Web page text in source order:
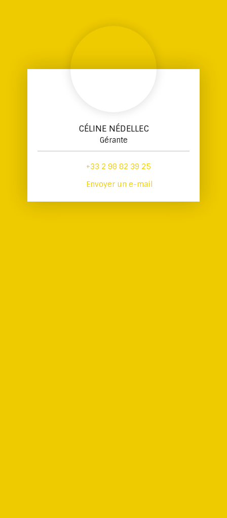
CÉLINE NÉDELLEC
Gérante
+33 2 98 82 39 25
Envoyer un e-mail